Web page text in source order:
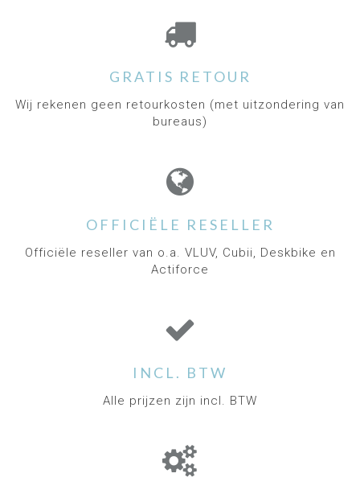
GRATIS RETOUR
Wij rekenen geen retourkosten (met uitzondering van
bureaus)
OFFICIËLE RESELLER
Officiële reseller van o.a. VLUV, Cubii, Deskbike en
Actiforce
INCL. BTW
Alle prijzen zijn incl. BTW